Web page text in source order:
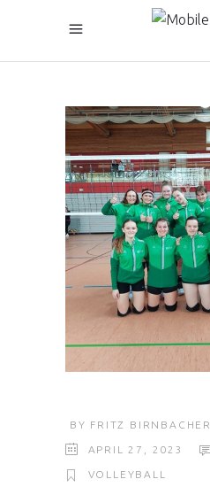
BY FRITZ BIRNBACHER
APRIL 27, 2023
VOLLEYBALL